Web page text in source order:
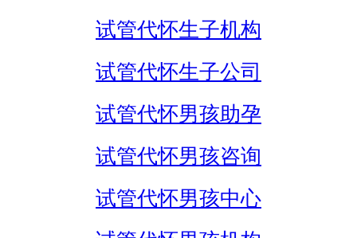
试管代怀生子机构
试管代怀生子公司
试管代怀男孩助孕
试管代怀男孩咨询
试管代怀男孩中心